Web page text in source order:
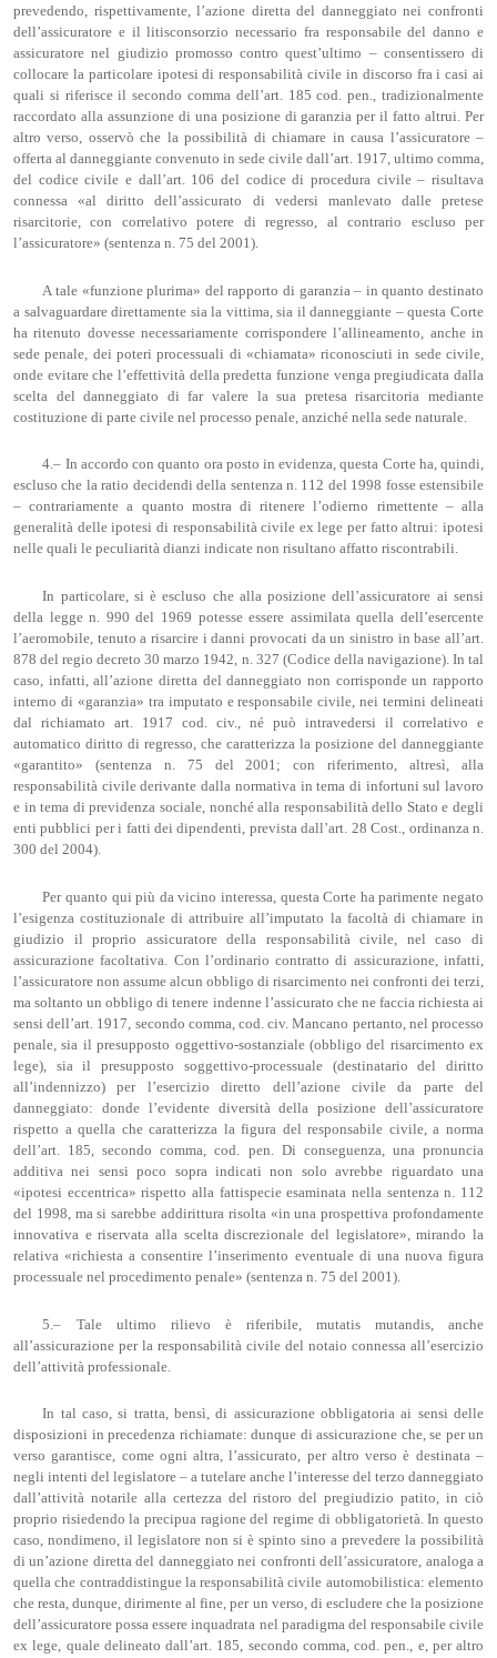
prevedendo, rispettivamente, l’azione diretta del danneggiato nei confronti
dell’assicuratore e il litisconsorzio necessario fra responsabile del danno e
assicuratore nel giudizio promosso contro quest’ultimo – consentissero di
collocare la particolare ipotesi di responsabilità civile in discorso fra i casi ai
quali si riferisce il secondo comma dell’art. 185 cod. pen., tradizionalmente
raccordato alla assunzione di una posizione di garanzia per il fatto altrui. Per
altro verso, osservò che la possibilità di chiamare in causa l’assicuratore –
offerta al danneggiante convenuto in sede civile dall’art. 1917, ultimo comma,
del codice civile e dall’art. 106 del codice di procedura civile – risultava
connessa «al diritto dell’assicurato di vedersi manlevato dalle pretese
risarcitorie, con correlativo potere di regresso, al contrario escluso per
l’assicuratore» (sentenza n. 75 del 2001).
A tale «funzione plurima» del rapporto di garanzia – in quanto destinato
a salvaguardare direttamente sia la vittima, sia il danneggiante – questa Corte
ha ritenuto dovesse necessariamente corrispondere l’allineamento, anche in
sede penale, dei poteri processuali di «chiamata» riconosciuti in sede civile,
onde evitare che l’effettività della predetta funzione venga pregiudicata dalla
scelta del danneggiato di far valere la sua pretesa risarcitoria mediante
costituzione di parte civile nel processo penale, anziché nella sede naturale.
4.– In accordo con quanto ora posto in evidenza, questa Corte ha, quindi,
escluso che la ratio decidendi della sentenza n. 112 del 1998 fosse estensibile
– contrariamente a quanto mostra di ritenere l’odierno rimettente – alla
generalità delle ipotesi di responsabilità civile ex lege per fatto altrui: ipotesi
nelle quali le peculiarità dianzi indicate non risultano affatto riscontrabili.
In particolare, si è escluso che alla posizione dell’assicuratore ai sensi
della legge n. 990 del 1969 potesse essere assimilata quella dell’esercente
l’aeromobile, tenuto a risarcire i danni provocati da un sinistro in base all’art.
878 del regio decreto 30 marzo 1942, n. 327 (Codice della navigazione). In tal
caso, infatti, all’azione diretta del danneggiato non corrisponde un rapporto
interno di «garanzia» tra imputato e responsabile civile, nei termini delineati
dal richiamato art. 1917 cod. civ., né può intravedersi il correlativo e
automatico diritto di regresso, che caratterizza la posizione del danneggiante
«garantito» (sentenza n. 75 del 2001; con riferimento, altresì, alla
responsabilità civile derivante dalla normativa in tema di infortuni sul lavoro
e in tema di previdenza sociale, nonché alla responsabilità dello Stato e degli
enti pubblici per i fatti dei dipendenti, prevista dall’art. 28 Cost., ordinanza n.
300 del 2004).
Per quanto qui più da vicino interessa, questa Corte ha parimente negato
l’esigenza costituzionale di attribuire all’imputato la facoltà di chiamare in
giudizio il proprio assicuratore della responsabilità civile, nel caso di
assicurazione facoltativa. Con l’ordinario contratto di assicurazione, infatti,
l’assicuratore non assume alcun obbligo di risarcimento nei confronti dei terzi,
ma soltanto un obbligo di tenere indenne l’assicurato che ne faccia richiesta ai
sensi dell’art. 1917, secondo comma, cod. civ. Mancano pertanto, nel processo
penale, sia il presupposto oggettivo-sostanziale (obbligo del risarcimento ex
lege), sia il presupposto soggettivo-processuale (destinatario del diritto
all’indennizzo) per l’esercizio diretto dell’azione civile da parte del
danneggiato: donde l’evidente diversità della posizione dell’assicuratore
rispetto a quella che caratterizza la figura del responsabile civile, a norma
dell’art. 185, secondo comma, cod. pen. Di conseguenza, una pronuncia
additiva nei sensi poco sopra indicati non solo avrebbe riguardato una
«ipotesi eccentrica» rispetto alla fattispecie esaminata nella sentenza n. 112
del 1998, ma si sarebbe addirittura risolta «in una prospettiva profondamente
innovativa e riservata alla scelta discrezionale del legislatore», mirando la
relativa «richiesta a consentire l’inserimento eventuale di una nuova figura
processuale nel procedimento penale» (sentenza n. 75 del 2001).
5.– Tale ultimo rilievo è riferibile, mutatis mutandis, anche
all’assicurazione per la responsabilità civile del notaio connessa all’esercizio
dell’attività professionale.
In tal caso, si tratta, bensì, di assicurazione obbligatoria ai sensi delle
disposizioni in precedenza richiamate: dunque di assicurazione che, se per un
verso garantisce, come ogni altra, l’assicurato, per altro verso è destinata –
negli intenti del legislatore – a tutelare anche l’interesse del terzo danneggiato
dall’attività notarile alla certezza del ristoro del pregiudizio patito, in ciò
proprio risiedendo la precipua ragione del regime di obbligatorietà. In questo
caso, nondimeno, il legislatore non si è spinto sino a prevedere la possibilità
di un’azione diretta del danneggiato nei confronti dell’assicuratore, analoga a
quella che contraddistingue la responsabilità civile automobilistica: elemento
che resta, dunque, dirimente al fine, per un verso, di escludere che la posizione
dell’assicuratore possa essere inquadrata nel paradigma del responsabile civile
ex lege, quale delineato dall’art. 185, secondo comma, cod. pen., e, per altro